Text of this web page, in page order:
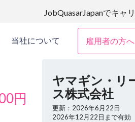
JobQuasarJapanでキャ
当社について 雇用者の方へ
円
ヤマギン・リ
ス株式会社
更新：2026年6月22日
2026年12月22日まで有効